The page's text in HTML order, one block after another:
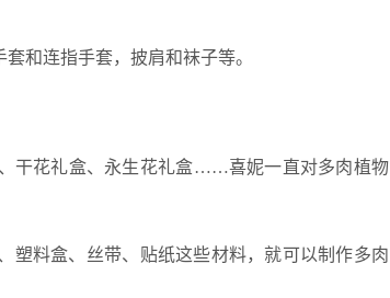
和连指手套，披肩和袜子等。
干花礼盒、永生花礼盒……喜妮一直对多肉植物
塑料盒、丝带、贴纸这些材料，就可以制作多肉